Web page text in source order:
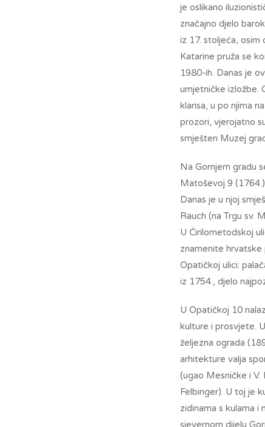
je oslikano
značajno djelo
iz 17. stoljeća, osim
Katarine pruža se
1980-ih. Danas je
umjetničke izložbe.
klarisa, u po njima
prozori, vjerojatno
smješten Muzej
Na Gornjem gradu
Matoševoj 9
Danas je u njoj
Rauch (na Trgu sv.
U Ćirilometodskoj
znamenite
Opatičkoj ulici:
iz 1754., djelo
U Opatičkoj 10
kulture i prosvjete.
željezna ograda
arhitekture valja
(ugao Mesničke i
Felbinger). U toj je
zidinama s kulama i
sjevernom dijelu